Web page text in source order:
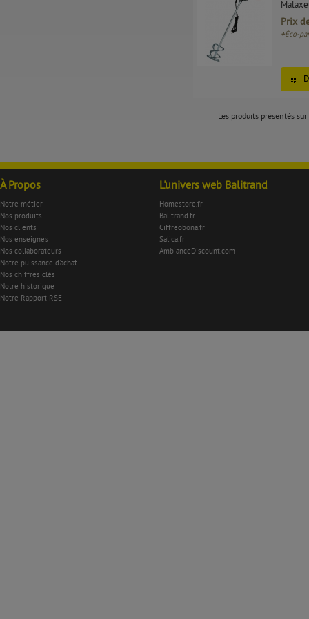
Prix
+Éco-
Les produits présentés
À Propos
Notre métier
Nos produits
Nos clients
Nos enseignes
Nos collaborateurs
Notre puissance d'achat
Nos chiffres clés
Notre historique
Notre Rapport RSE
L'univers web Balitrand
Homestore.fr
Balitrand.fr
Ciffreobona.fr
Salica.fr
AmbianceDiscount.com